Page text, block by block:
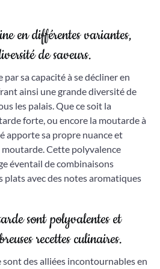
en différentes variantes,
de saveurs.
sa capacité à se décliner en
ainsi une grande diversité de
les palais. Que ce soit la
forte, ou encore la moutarde à
apporte sa propre nuance et
moutarde. Cette polyvalence
éventail de combinaisons
plats avec des notes aromatiques
sont polyvalentes et
recettes culinaires.
sont des alliées incontournables en